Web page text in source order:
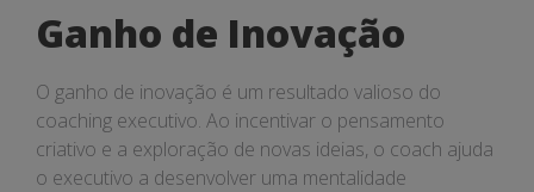
Ganho de Inovação
O ganho de inovação é um resultado valioso do
coaching executivo. Ao incentivar o pensamento
criativo e a exploração de novas ideias, o coach ajuda
o executivo a desenvolver uma mentalidade